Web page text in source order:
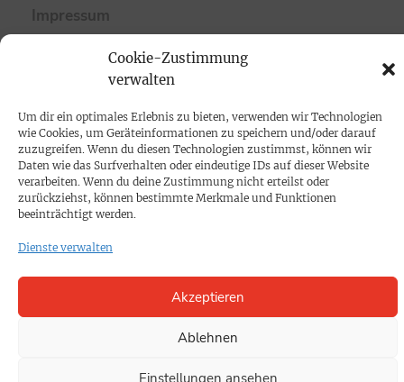
Cookie-Zustimmung
verwalten
Um dir ein optimales Erlebnis zu bieten, verwenden wir Technologien
wie Cookies, um Geräteinformationen zu speichern und/oder darauf
zuzugreifen. Wenn du diesen Technologien zustimmst, können wir
Daten wie das Surfverhalten oder eindeutige IDs auf dieser Website
verarbeiten. Wenn du deine Zustimmung nicht erteilst oder
zurückziehst, können bestimmte Merkmale und Funktionen
beeinträchtigt werden.
Dienste verwalten
Akzeptieren
Ablehnen
Einstellungen ansehen
Impressum
KONTAKT
Cookie-Richtlinie